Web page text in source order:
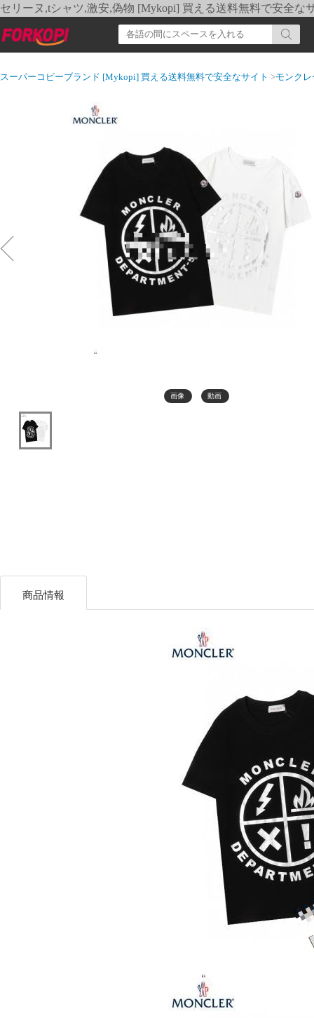
セリーヌ,tシャツ,激安,偽物 [Mykopi] 買える送料無料で安全な
スーパーコピーブランド [Mykopi] 買える送料無料で安全なサイト >モンク
画像 動画
商品情報